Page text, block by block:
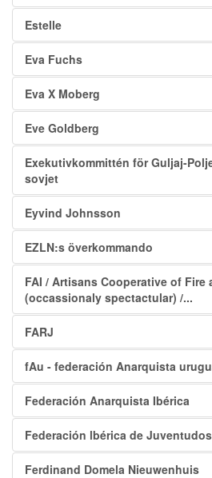
Estelle
Eva Fuchs
Eva X Moberg
Eve Goldberg
Exekutivkommittén för Guljaj-
sovjet
Eyvind Johnsson
EZLN:s överkommando
FAI / Artisans Cooperative of Fire
(occassionaly spectactular) /...
FARJ
fAu - federación Anarquista
Federación Anarquista Ibérica
Federación lbérica de
Ferdinand Domela Nieuwenhuis